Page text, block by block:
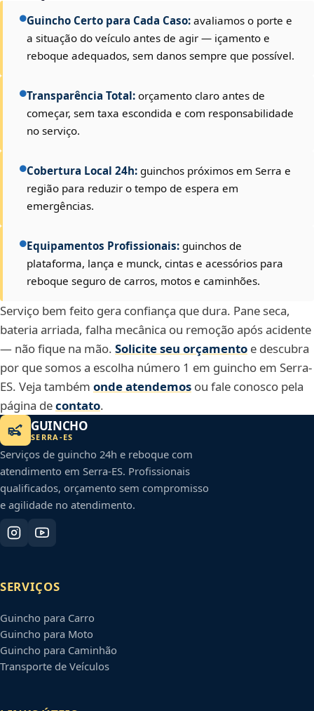
Guincho Certo para Cada Caso: avaliamos o porte e
a situação do veículo antes de agir — içamento e
reboque adequados, sem danos sempre que possível.
Transparência Total: orçamento claro antes de
começar, sem taxa escondida e com responsabilidade
no serviço.
Cobertura Local 24h: guinchos próximos em Serra e
região para reduzir o tempo de espera em
emergências.
Equipamentos Profissionais: guinchos de
plataforma, lança e munck, cintas e acessórios para
reboque seguro de carros, motos e caminhões.
Serviço bem feito gera confiança que dura. Pane seca,
bateria arriada, falha mecânica ou remoção após acidente
— não fique na mão. Solicite seu orçamento e descubra
por que somos a escolha número 1 em guincho em Serra-
ES. Veja também onde atendemos ou fale conosco pela
página decontato.
GUINCHO
SERRA-ES
Serviços de guincho 24h e reboque com
atendimento em Serra-ES. Profissionais
qualificados, orçamento sem compromisso
e agilidade no atendimento.
SERVIÇOS
Guincho para Carro
Guincho para Moto
Guincho para Caminhão
Transporte de Veículos